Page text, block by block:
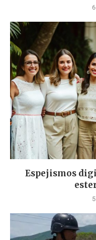
Espejismos